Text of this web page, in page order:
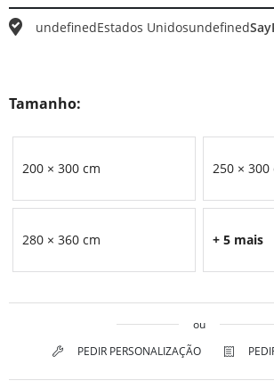
undefinedEstados Unidosundefined
Tamanho:
200 × 300 cm 250 × 300
280 × 360 cm + 5 mais
ou
PEDIR PERSONALIZAÇÃO